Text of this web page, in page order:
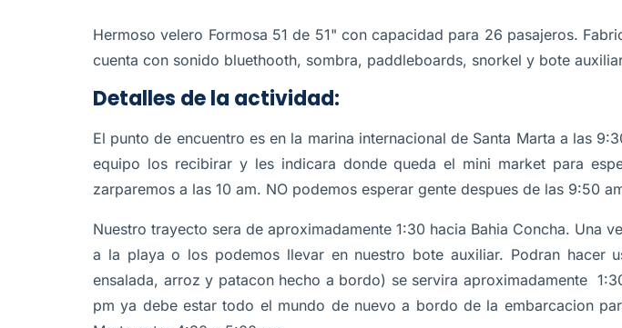
Hermoso velero Formosa 51 de 51" con capacidad para 26 pasajeros.
cuenta con sonido bluethooth, sombra, paddleboards, snorkel y bote
Detalles de la actividad:
El punto de encuentro es en la marina internacional de Santa Marta a las
equipo los recibirar y les indicara donde queda el mini market para
zarparemos a las 10 am. NO podemos esperar gente despues de las 9:50
Nuestro trayecto sera de aproximadamente 1:30 hacia Bahia Concha. Una
a la playa o los podemos llevar en nuestro bote auxiliar. Podran
ensalada, arroz y patacon hecho a bordo) se servira aproximadamente
pm ya debe estar todo el mundo de nuevo a bordo de la embarcacion